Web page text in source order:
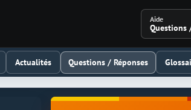
Aide
Questions
Actualités Questions / Réponses